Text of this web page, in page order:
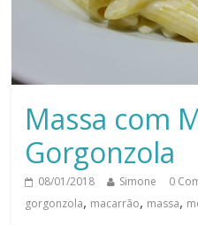
Massa com
Gorgonzola
08/01/2018 Simone 0
gorgonzola, macarrão, massa,